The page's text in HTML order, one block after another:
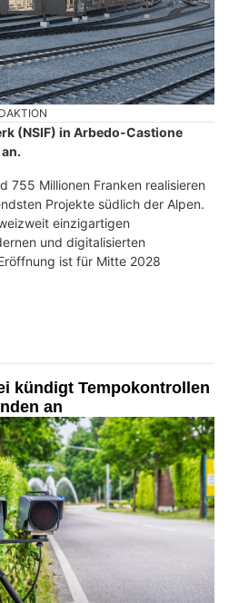
(NSIF) in Arbedo-Castione
755 Millionen Franken realisieren
Projekte südlich der Alpen.
einzigartigen
und digitalisierten
ist für Mitte 2028
kündigt Tempokontrollen
an